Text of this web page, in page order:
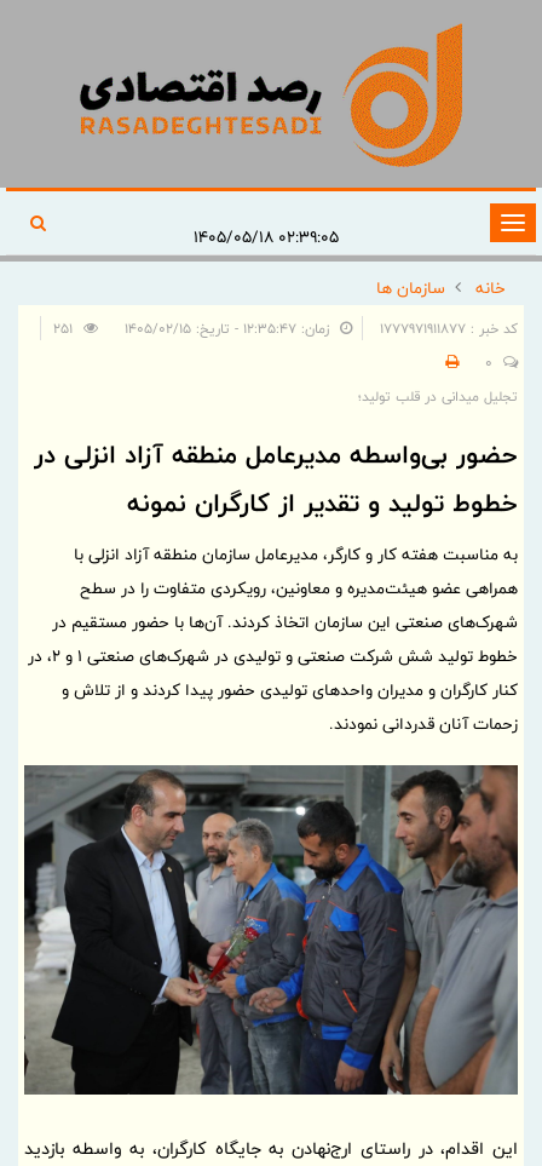
تغییر
وضعیت
ناوبری
۰۲:۳۹:۰۵ ۱۴۰۵/۰۵/۱۸
خانه
سازمان ها
کد خبر : 1777971911877 زمان: ۱۲:۳۵:۴۷ - تاریخ: ۱۴۰۵/۰۲/۱۵
0
تجلیل میدانی در قلب تولید؛
حضور بی‌واسطه مدیرعامل منطقه آزاد انزلی در
خطوط تولید و تقدیر از كارگران نمونه
به مناسبت هفته کار و کارگر، مدیرعامل سازمان منطقه آزاد انزلی با
همراهی عضو هیئت‌مدیره و معاونین، رویکردی متفاوت را در سطح
شهرک‌های صنعتی این سازمان اتخاذ کردند. آن‌ها با حضور مستقیم در
خطوط تولید شش شرکت صنعتی و تولیدی در شهرک‌های صنعتی ۱ و ۲، در
کنار کارگران و مدیران واحدهای تولیدی حضور پیدا کردند و از تلاش و
زحمات آنان قدردانی نمودند.
این اقدام، در راستای ارج‌نهادن به جایگاه کارگران، به واسطه بازدید